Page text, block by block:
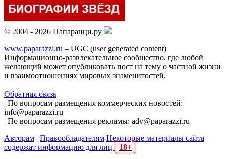
© 2004 - 2026 Папарацци.ру
www.paparazzi.ru – UGC (user generated content)
Информационно-развлекательное сообщество, где любой
желающий может опубликовать пост на тему о частной жизни
и взаимоотношениях мировых знаменитостей.
Обратная связь
| По вопросам размещения коммерческих новостей:
info@paparazzi.ru
| По вопросам размещения рекламы: adv@paparazzi.ru
Авторам | Правообладателям Некоторые материалы сайта
содержат информацию для лиц
18+